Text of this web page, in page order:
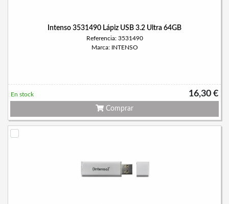
Intenso 3531490 Lápiz USB 3.2 Ultra 64GB
Referencia: 3531490
Marca: INTENSO
16,30 €
En stock
Comprar